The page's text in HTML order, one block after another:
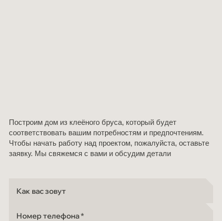
Построим дом из клеёного бруса, который будет
соответствовать вашим потребностям и предпочтениям.
Чтобы начать работу над проектом, пожалуйста, оставьте
заявку. Мы свяжемся с вами и обсудим детали
Как вас зовут
Номер телефона